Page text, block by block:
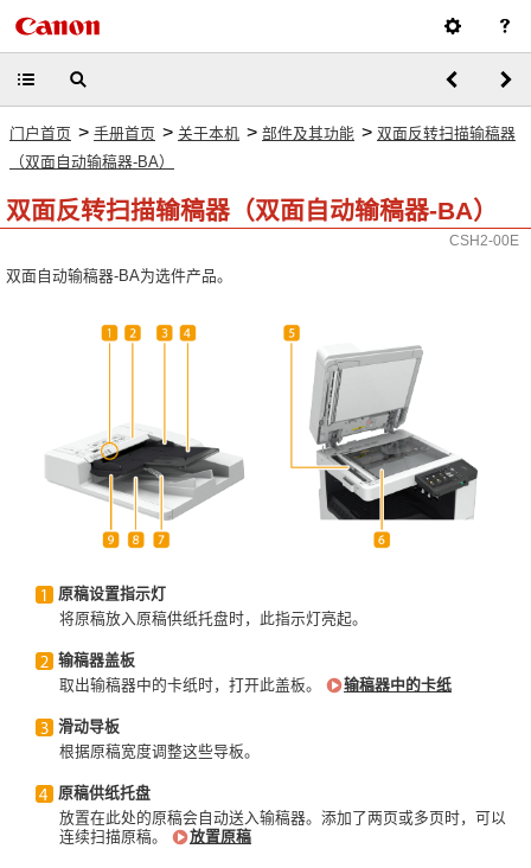
门户首页 > 手册首页 > 关于本机 > 部件及其功能 > 双面反转扫描输稿器
（双面自动输稿器-BA）
双面反转扫描输稿器（双面自动输稿器-BA）
CSH2-00E
双面自动输稿器-BA为选件产品。
原稿设置指示灯
将原稿放入原稿供纸托盘时，此指示灯亮起。
输稿器盖板
取出输稿器中的卡纸时，打开此盖板。
输稿器中的卡纸
滑动导板
根据原稿宽度调整这些导板。
原稿供纸托盘
放置在此处的原稿会自动送入输稿器。添加了两页或多页时，可以
连续扫描原稿。
放置原稿